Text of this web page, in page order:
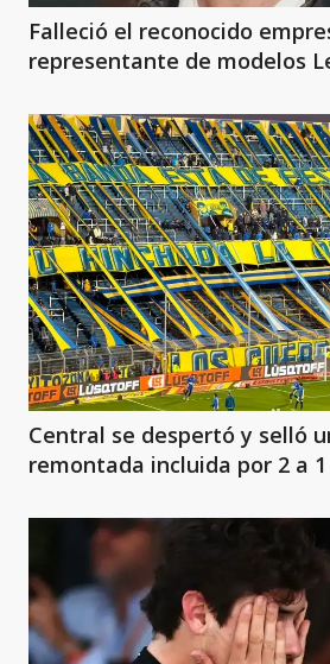
Falleció el reconocido
representante de modelos
Central se despertó y selló
remontada incluida por 2 a